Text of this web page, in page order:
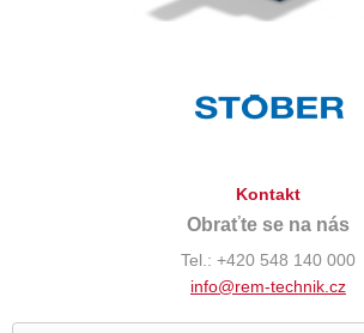
Kontakt
Obraťte se na nás
Tel.: +420 548 140 000
info@rem-technik.cz